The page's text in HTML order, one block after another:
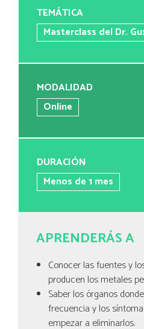
TEMÁTICA
Masterclass del Dr.
MODALIDAD
Online
DURACIÓN
Menos de 1 mes
APRENDERÁS A
Conocer las fuentes y
producen los metales
Saber los órganos
frecuencia y los
empezar a eliminarlos.